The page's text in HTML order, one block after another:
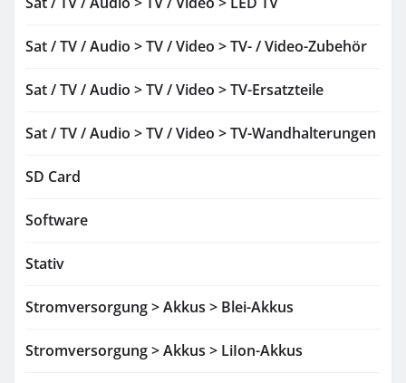
Sat / TV / Audio > TV / Video > TV- / Video-Zubehör
Sat / TV / Audio > TV / Video > TV-Ersatzteile
Sat / TV / Audio > TV / Video > TV-Wandhalterungen
SD Card
Software
Stativ
Stromversorgung > Akkus > Blei-Akkus
Stromversorgung > Akkus > LiIon-Akkus